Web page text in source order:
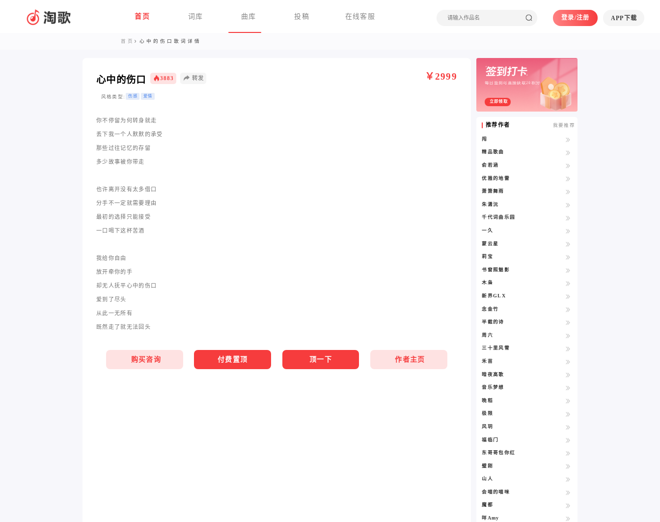
首页 词库 曲库 投稿 在线客服 登录/注册 APP下载
首页 心中的伤口歌词详情
心中的伤口 3883 转发 ￥2999
风格类型: 伤感 爱情
你不停留为何转身就走
丢下我一个人默默的承受
那些过往记忆的存留
多少故事被你带走
也许离开没有太多借口
分手不一定就需要理由
最初的选择只能接受
一口喝下这杯苦酒
我给你自由
放开牵你的手
却无人抚平心中的伤口
爱到了尽头
从此一无所有
既然走了就无法回头
购买咨询 付费置顶 顶一下 作者主页
每日签到可直接获取20积分
立即领取
推荐作者 我要推荐
闯
精品歌曲
俞若涵
优雅的地雷
萧箫舞雨
朱潇沅
千代词曲乐园
一久
蒙云星
莉宝
书窗照魅影
木枭
新界GLX
念金竹
半截的诗
周六
三十里风雪
禾苗
暗夜高歌
音乐梦想
晚稻
极限
风玥
福临门
东哥哥包你红
璧刚
山人
会喵的喵咪
魔都
咩Amy